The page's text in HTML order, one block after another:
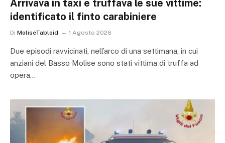
Arrivava in taxi e truffava le sue vittime:
identificato il finto carabiniere
Di MoliseTabloid 1 Agosto 2026
Due episodi ravvicinati, nell’arco di una settimana, in cui
anziani del Basso Molise sono stati vittima di truffa ad
opera…